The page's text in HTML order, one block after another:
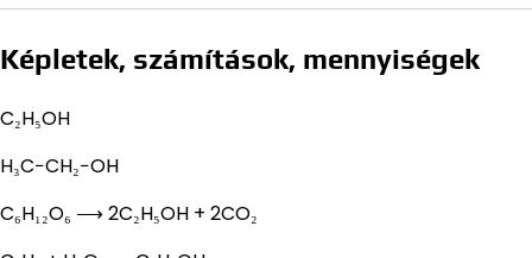
Képletek, számítások, mennyiségek
C₂H₅OH
H₃C−CH₂−OH
C₆H₁₂O₆ ⟶ 2C₂H₅OH + 2CO₂